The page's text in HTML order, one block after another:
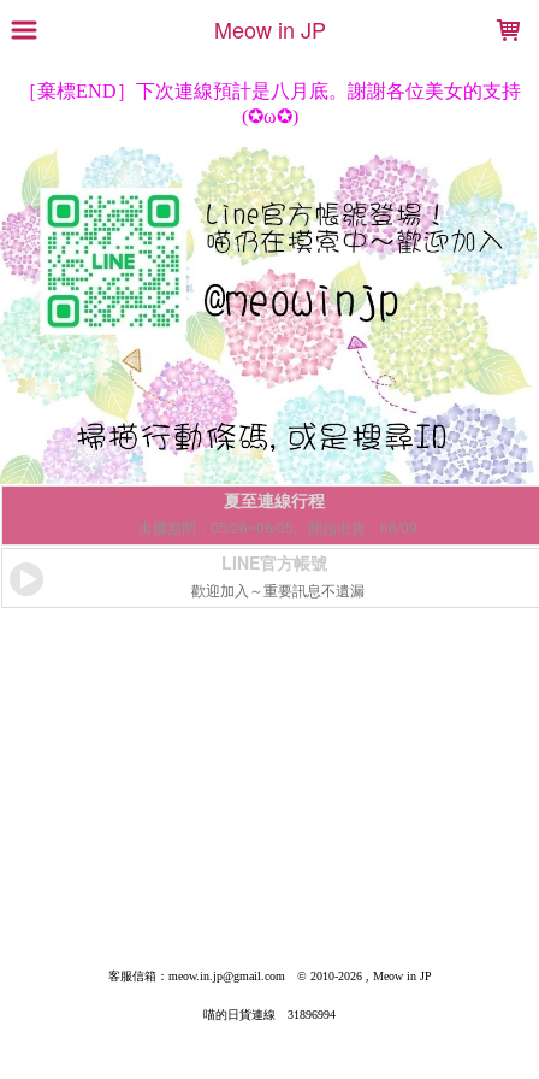
Meow in JP
夏至連線行程
出國期間：05/26~06/05。開始出貨：06/09
LINE官方帳號
歡迎加入～重要訊息不遺漏